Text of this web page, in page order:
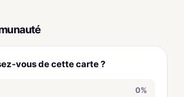
vous de cette carte ?
0%